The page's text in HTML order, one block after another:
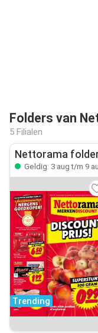
Folders van
5 Filialen
Nettorama
Geldig: 3 aug t/m 9
Trending